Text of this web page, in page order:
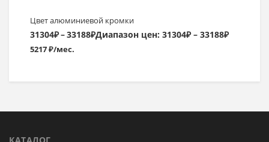
Цвет алюминиевой кромки
31304₽–33188₽Диапазон цен: 31304₽ – 33188₽
5217 ₽/мес.